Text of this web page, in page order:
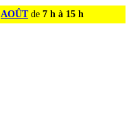
AOÛTde 7 h à 15 h